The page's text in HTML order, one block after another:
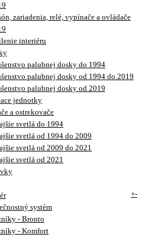
zariadenia, relé, vypínače a ovládače
interiéru
palubnej dosky do 1994
palubnej dosky od 1994 do 2019
palubnej dosky od 2019
jednotky
a ostrekovače
svetlá do 1994
svetlá od 1994 do 2009
svetlá od 2009 do 2021
svetlá od 2021
+-
systém
- Bronto
- Komfort